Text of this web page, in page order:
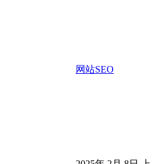
网站SEO